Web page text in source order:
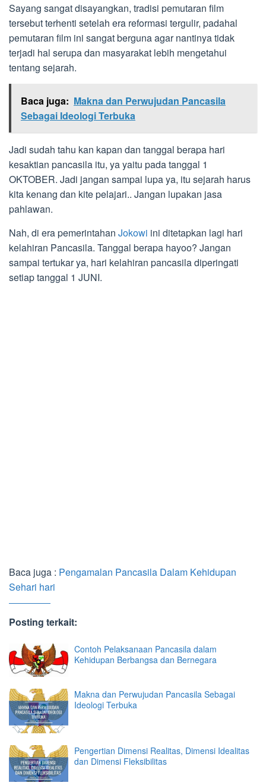
Sayang sangat disayangkan, tradisi pemutaran film
tersebut terhenti setelah era reformasi tergulir, padahal
pemutaran film ini sangat berguna agar nantinya tidak
terjadi hal serupa dan masyarakat lebih mengetahui
tentang sejarah.
Baca juga: Makna dan Perwujudan Pancasila
Sebagai Ideologi Terbuka
Jadi sudah tahu kan kapan dan tanggal berapa hari
kesaktian pancasila itu, ya yaitu pada tanggal 1
OKTOBER. Jadi jangan sampai lupa ya, itu sejarah harus
kita kenang dan kite pelajari.. Jangan lupakan jasa
pahlawan.
Nah, di era pemerintahan Jokowi ini ditetapkan lagi hari
kelahiran Pancasila. Tanggal berapa hayoo? Jangan
sampai tertukar ya, hari kelahiran pancasila diperingati
setiap tanggal 1 JUNI.
Baca juga : Pengamalan Pancasila Dalam Kehidupan
Sehari hari
Posting terkait:
Contoh Pelaksanaan Pancasila dalam
Kehidupan Berbangsa dan Bernegara
Makna dan Perwujudan Pancasila Sebagai
Ideologi Terbuka
Pengertian Dimensi Realitas, Dimensi Idealitas
dan Dimensi Fleksibilitas